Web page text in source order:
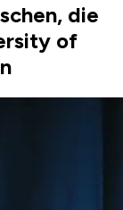
die
of